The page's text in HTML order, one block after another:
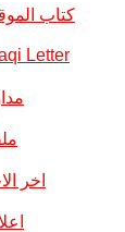
اخر
كتاب
Letter